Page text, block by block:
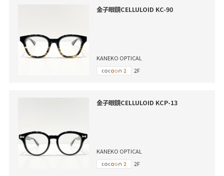
金子眼鏡CELLULOID KC-90
KANEKO OPTICAL
2F
金子眼鏡CELLULOID KCP-13
KANEKO OPTICAL
2F